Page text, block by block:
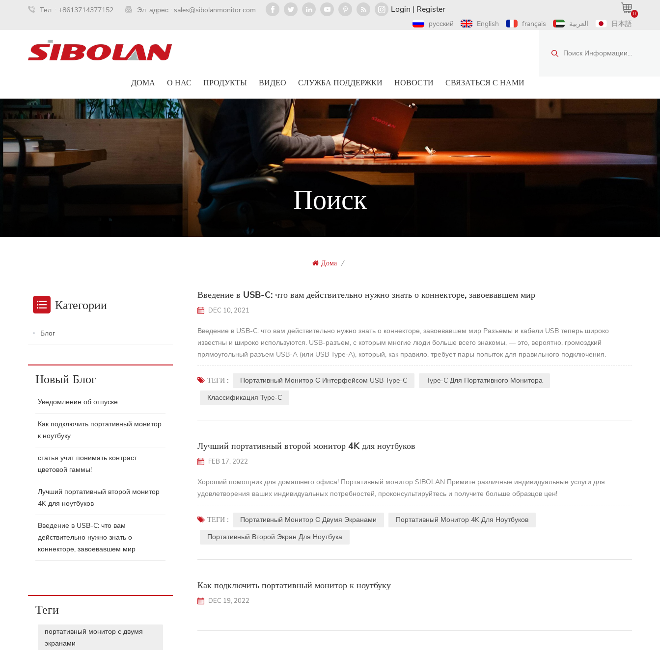
Тел. : +8613714377152 Эл. адрес : sales@sibolanmonitor.com 0
Login | Register
русский English français العربية 日本語
Поиск Информации...
ДОМА О НАС ПРОДУКТЫ ВИДЕО СЛУЖБА ПОДДЕРЖКИ НОВОСТИ СВЯЗАТЬСЯ С НАМИ
Поиск
Дома /
Введение в USB-C: что вам действительно нужно знать о коннекторе, завоевавшем мир
DEC 10, 2021
Введение в USB-C: что вам действительно нужно знать о коннекторе, завоевавшем мир Разъемы и кабели USB теперь широко
известны и широко используются. USB-разъем, с которым многие люди больше всего знакомы, — это, вероятно, громоздкий
прямоугольный разъем USB-A (или USB Type-A), который, как правило, требует пары попыток для правильного подключения.
Однако с момента его появления в конце 2014 года в...
ТЕГИ :
Портативный Монитор С Интерфейсом USB Type-C
Type-C Для Портативного Монитора
Классификация Type-C
Лучший портативный второй монитор 4K для ноутбуков
FEB 17, 2022
Хороший помощник для домашнего офиса! Портативный монитор SIBOLAN Примите различные индивидуальные услуги для
удовлетворения ваших индивидуальных потребностей, проконсультируйтесь и получите больше образцов цен!
ТЕГИ : Портативный Монитор С Двумя Экранами
Портативный Монитор 4K Для Ноутбуков
Портативный Второй Экран Для Ноутбука
Как подключить портативный монитор к ноутбуку
DEC 19, 2022
Категории
Блог
Новый Блог
Уведомление об отпуске
Как подключить портативный монитор
к ноутбуку
статья учит понимать контраст
цветовой гаммы!
Лучший портативный второй монитор
4K для ноутбуков
Введение в USB-C: что вам
действительно нужно знать о
коннекторе, завоевавшем мир
Теги
портативный монитор с двумя
экранами